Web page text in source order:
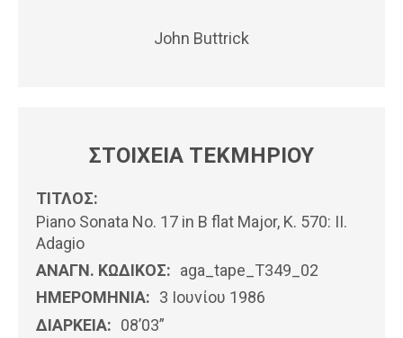
John Buttrick
ΣΤΟΙΧΕΙΑ ΤΕΚΜΗΡΙΟΥ
ΤΙΤΛΟΣ:
Piano Sonata No. 17 in B flat Major, K. 570: II.
Adagio
ΑΝΑΓΝ. ΚΩΔΙΚΟΣ: aga_tape_T349_02
ΗΜΕΡΟΜΗΝΊΑ: 3 Ιουνίου 1986
ΔΙΑΡΚΕΙΑ: 08’03”